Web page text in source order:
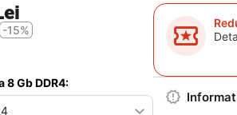
-15%
8 Gb DDR4: